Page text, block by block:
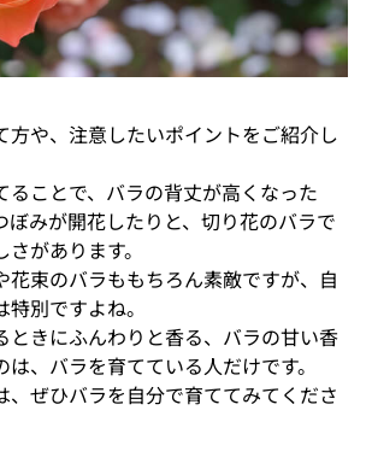
方や、注意したいポイントをご紹介し
ることで、バラの背丈が高くなった
ぼみが開花したりと、切り花のバラで
があります。
花束のバラももちろん素敵ですが、自
別ですよね。
ときにふんわりと香る、バラの甘い香
は、バラを育てている人だけです。
、ぜひバラを自分で育ててみてくださ